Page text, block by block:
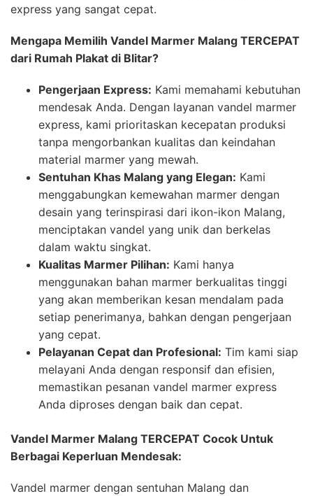
express yang sangat cepat.
Mengapa Memilih Vandel Marmer Malang TERCEPAT
dari Rumah Plakat di Blitar?
Pengerjaan Express: Kami memahami kebutuhan
mendesak Anda. Dengan layanan vandel marmer
express, kami prioritaskan kecepatan produksi
tanpa mengorbankan kualitas dan keindahan
material marmer yang mewah.
Sentuhan Khas Malang yang Elegan: Kami
menggabungkan kemewahan marmer dengan
desain yang terinspirasi dari ikon-ikon Malang,
menciptakan vandel yang unik dan berkelas
dalam waktu singkat.
Kualitas Marmer Pilihan: Kami hanya
menggunakan bahan marmer berkualitas tinggi
yang akan memberikan kesan mendalam pada
setiap penerimanya, bahkan dengan pengerjaan
yang cepat.
Pelayanan Cepat dan Profesional: Tim kami siap
melayani Anda dengan responsif dan efisien,
memastikan pesanan vandel marmer express
Anda diproses dengan baik dan cepat.
Vandel Marmer Malang TERCEPAT Cocok Untuk
Berbagai Keperluan Mendesak:
Vandel marmer dengan sentuhan Malang dan